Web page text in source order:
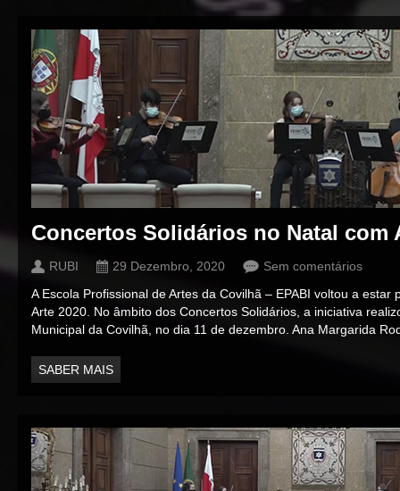
Concertos Solidários no Natal com
RUBI 29 Dezembro, 2020
Sem comentários
A Escola Profissional de Artes da Covilhã – EPABI voltou a
Arte 2020. No âmbito dos Concertos Solidários, a iniciativa
Municipal da Covilhã, no dia 11 de dezembro. Ana Margarida
SABER MAIS